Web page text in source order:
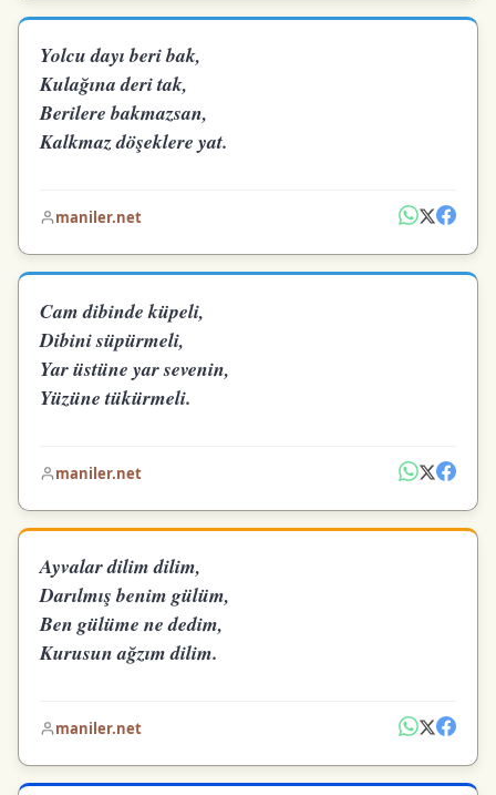
Yolcu dayı beri bak,
Kulağına deri tak,
Berilere bakmazsan,
Kalkmaz döşeklere yat.
maniler.net
Cam dibinde küpeli,
Dibini süpürmeli,
Yar üstüne yar sevenin,
Yüzüne tükürmeli.
maniler.net
Ayvalar dilim dilim,
Darılmış benim gülüm,
Ben gülüme ne dedim,
Kurusun ağzım dilim.
maniler.net